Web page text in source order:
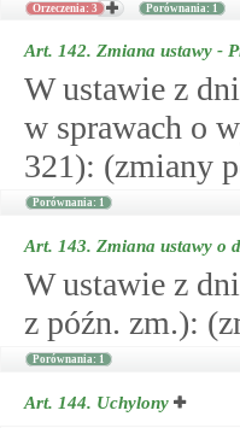
Orzeczenia: 3 Porównania: 1
Art. 142. Zmiana ustawy -
W ustawie z
w sprawach o
321): (zmiany
Porównania: 1
Art. 143. Zmiana ustawy o
W ustawie z
z późn. zm.):
Porównania: 1
Art. 144. Uchylony